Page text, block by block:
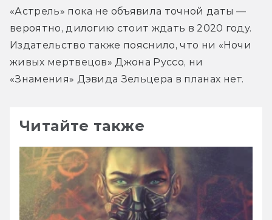
«Астрель» пока не объявила точной даты —
вероятно, дилогию стоит ждать в 2020 году.
Издательство также пояснило, что ни «Ночи
живых мертвецов» Джона Руссо, ни
«Знамения» Дэвида Зельцера в планах нет.
Читайте также